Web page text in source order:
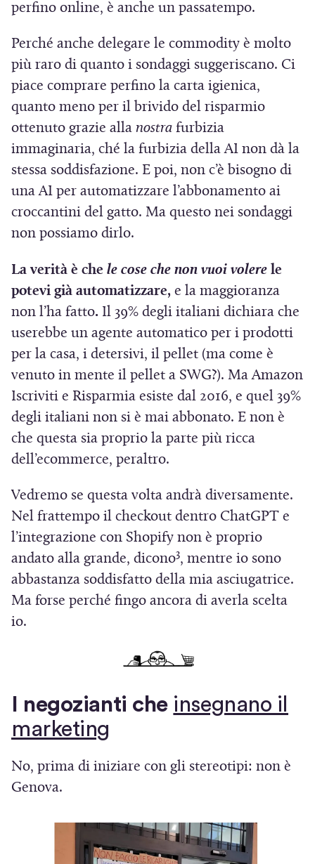
perfino online, è anche un passatempo.
Perché anche delegare le commodity è molto
più raro di quanto i sondaggi suggeriscano. Ci
piace comprare perfino la carta igienica,
quanto meno per il brivido del risparmio
ottenuto grazie alla nostra furbizia
immaginaria, ché la furbizia della AI non dà la
stessa soddisfazione. E poi, non c’è bisogno di
una AI per automatizzare l’abbonamento ai
croccantini del gatto. Ma questo nei sondaggi
non possiamo dirlo.
La verità è che le cose che non vuoi volere le
potevi già automatizzare, e la maggioranza
non l’ha fatto. Il 39% degli italiani dichiara che
userebbe un agente automatico per i prodotti
per la casa, i detersivi, il pellet (ma come è
venuto in mente il pellet a SWG?). Ma Amazon
Iscriviti e Risparmia esiste dal 2016, e quel 39%
degli italiani non si è mai abbonato. E non è
che questa sia proprio la parte più ricca
dell’ecommerce, peraltro.
Vedremo se questa volta andrà diversamente.
Nel frattempo il checkout dentro ChatGPT e
l’integrazione con Shopify non è proprio
andato alla grande, dicono3, mentre io sono
abbastanza soddisfatto della mia asciugatrice.
Ma forse perché fingo ancora di averla scelta
io.
I negozianti che insegnano il
marketing
i
p
r
No, prima di iniziare con gli stereotipi: non è
Genova.